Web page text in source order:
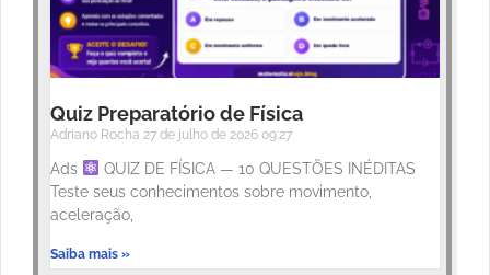
Quiz Preparatório de Física
Adriano Rocha 27 de julho de 2026 09:27
Ads
QUIZ DE FÍSICA — 10 QUESTÕES INÉDITAS
Teste seus conhecimentos sobre movimento,
aceleração,
Saiba mais »